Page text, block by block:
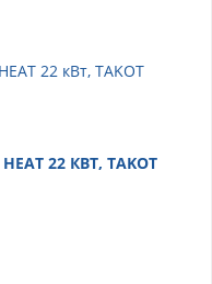
22 КВТ, TAKOT